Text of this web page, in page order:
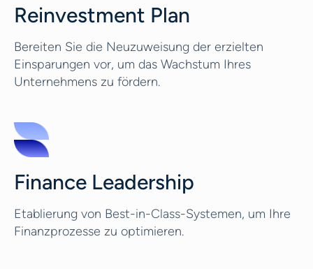
Reinvestment Plan
Bereiten Sie die Neuzuweisung der erzielten
Einsparungen vor, um das Wachstum Ihres
Unternehmens zu fördern.
Finance Leadership
Etablierung von Best-in-Class-Systemen, um Ihre
Finanzprozesse zu optimieren.